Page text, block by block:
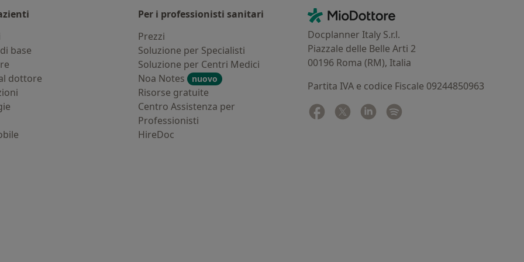
base
dottore
Per i professionisti sanitari
Prezzi
Soluzione per Specialisti
Soluzione per Centri Medici
Noa Notes
nuovo
Risorse gratuite
Centro Assistenza per
Professionisti
HireDoc
Contatti
MioDottore - Homepage
Docplanner Italy S.r.l.
Piazzale delle Belle Arti 2
00196 Roma (RM), Italia
Partita IVA e codice Fiscale 09244850963
Facebook
si apre in una nuova scheda
Twitter
si apre in una nuova scheda
Linkedin
si apre in una nuova scheda